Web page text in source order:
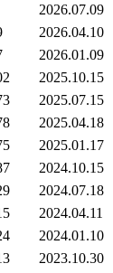
2026.07.09
2026.04.10
2026.01.09
2025.10.15
2025.07.15
2025.04.18
2025.01.17
2024.10.15
2024.07.18
2024.04.11
2024.01.10
2023.10.30